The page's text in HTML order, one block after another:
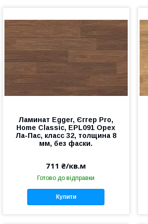
Ламинат Egger, Єггер Pro,
Home Classic, EPL091 Орех
Ла-Пас, класс 32, толщина 8
мм, без фаски.
711 ₴/кв.м
Готово до відправки
Купити